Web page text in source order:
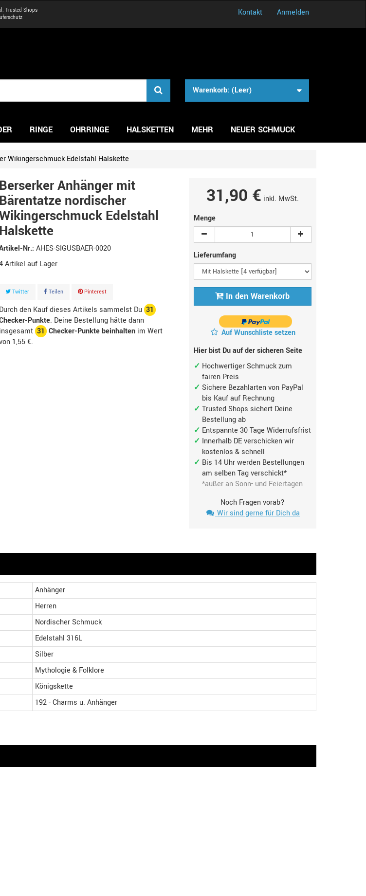
Kontakt Anmelden
Warenkorb: (Leer)
Trusted Shops
RINGE OHRRINGE HALSKETTEN MEHR NEUER SCHMUCK
Wikingerschmuck Edelstahl Halskette
Berserker Anhänger mit
Bärentatze nordischer
Edelstahl
Halskette
Nr.: AHES-SIGUSBAER-0020
Artikel
Twitter Teilen Pinterest
Durch den Kauf dieses Artikels sammelst Du 31
Punkte. Deine Bestellung hätte dann
insgesamt 31 Checker-Punkte beinhaltenim Wert
1,55 €.
31,90 € inkl. MwSt.
Menge
Lieferumfang
In den Warenkorb
Auf Wunschliste setzen
Hier bist Du auf der sicheren Seite
Hochwertiger Schmuck zum
fairen Preis
Sichere Bezahlarten von PayPal
bis Kauf auf Rechnung
Trusted Shops sichert Deine
Bestellung ab
Entspannte 30 Tage Widerrufsfrist
Innerhalb DE verschicken wir
kostenlos & schnell
Bis 14 Uhr werden Bestellungen
am selben Tag verschickt*
*außer an Sonn- und Feiertagen
Noch Fragen vorab?
Wir sind gerne für Dich da
Anhänger
Herren
Nordischer Schmuck
Edelstahl 316L
Silber
Mythologie & Folklore
Königskette
192 - Charms u. Anhänger